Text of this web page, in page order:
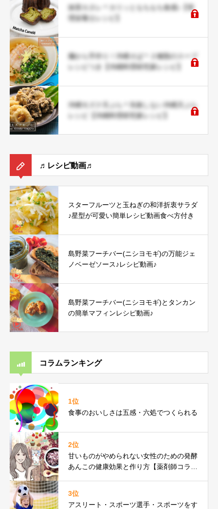
抹茶カヌレ＊カリッともちもち食感♪【管
理栄養士レシピ】
麺から手作り！沖縄そば＊２種類のスープ
レシピつき【沖縄料理研究家レシピ】
沖縄モズク天ぷら＊失敗しない沖縄天ぷら
レシピ【沖縄料理研究家レシピ】
♬レシピ動画♬
スターフルーツと玉ねぎの和洋折衷サラダ
♪星型が可愛い簡単レシピ動画食べ方付き
島野菜フーチバー(ニシヨモギ)の万能ジェ
ノベーゼソース♪レシピ動画♪
島野菜フーチバー(ニシヨモギ)とタンカン
の簡単マフィンレシピ動画♪
コラムランキング
1位
食事のおいしさは五感・六処でつくられる
2位
甘いものがやめられない女性のための発酵
あんこの健康効果と作り方【薬剤師コラ
3位
アスリート・スポーツ選手・スポーツをす